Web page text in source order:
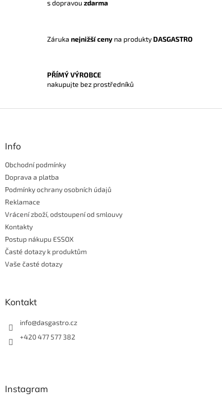
v
s
u
s dopravou zdarma
Záruka nejnižší ceny na produkty DASGASTRO
PŘÍMÝ VÝROBCE
nakupujte bez prostředníků
Z
Info
Obchodní podmínky
Doprava a platba
Podmínky ochrany osobních údajů
Reklamace
Vrácení zboží, odstoupení od smlouvy
Kontakty
Postup nákupu ESSOX
Časté dotazy k produktům
Vaše časté dotazy
Kontakt
info@dasgastro.cz
+420 477 577 382
Instagram